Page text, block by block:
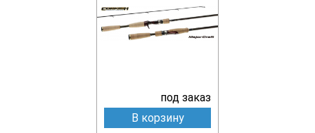
под заказ
В корзину